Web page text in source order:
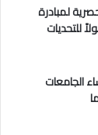
5 مميزات حصرية لمبادرة
للتحديات
الجامعات